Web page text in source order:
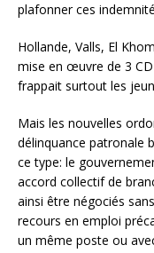
plafonner ces
Hollande, Valls, El
mise en œuvre de 3
frappait surtout les
Mais les nouvelles
délinquance patronale
ce type: le
accord collectif de
ainsi être négociés
recours en emploi
un même poste ou